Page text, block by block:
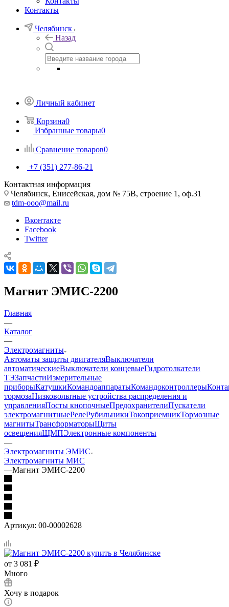
Контакты
Челябинск
Назад
Личный кабинет
Корзина0
Избранные товары0
Сравнение товаров0
+7 (351) 277-86-21
Контактная информация
Челябинск, Енисейская, дом № 75В, строение 1, оф.31
tdm-ooo@mail.ru
Вконтакте
Facebook
Twitter
Магнит ЭМИС-2200
Главная
—
Каталог
—
Электромагниты
Автоматы защиты двигателяВыключатели
автоматическиеВыключатели концевыеГидротолкатели
ТЭЗапчастиИзмерительные
приборыКатушкиКомандоаппаратыКомандоконтроллеры
тормозаНизковольтные устройства распределения и
управленияПосты кнопочныеПредохранителиПускатели
электромагнитныеРелеРубильникиТокоприемникТормозные
магнитыТрансформаторыЩиты
освещенияЩМПЭлектронные компоненты
—
Электромагниты ЭМИС
Электромагниты МИС
—Магнит ЭМИС-2200
Артикул: 00-00002628
от 3 081 ₽
Много
Хочу в подарок